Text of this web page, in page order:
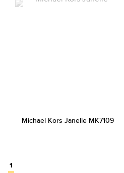
Michael Kors Janelle MK7109
1